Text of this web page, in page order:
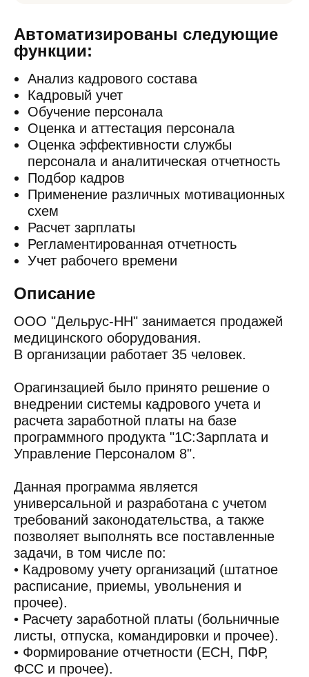
Автоматизированы следующие
функции:
Анализ кадрового состава
Кадровый учет
Обучение персонала
Оценка и аттестация персонала
Оценка эффективности службы
персонала и аналитическая отчетность
Подбор кадров
Применение различных мотивационных
схем
Расчет зарплаты
Регламентированная отчетность
Учет рабочего времени
Описание
ООО "Дельрус-НН" занимается продажей
медицинского оборудования.
В организации работает 35 человек.
Орагинзацией было принято решение о
внедрении системы кадрового учета и
расчета заработной платы на базе
программного продукта "1С:Зарплата и
Управление Персоналом 8".
Данная программа является
универсальной и разработана с учетом
требований законодательства, а также
позволяет выполнять все поставленные
задачи, в том числе по:
• Кадровому учету организаций (штатное
расписание, приемы, увольнения и
прочее).
• Расчету заработной платы (больничные
листы, отпуска, командировки и прочее).
• Формирование отчетности (ЕСН, ПФР,
ФСС и прочее).